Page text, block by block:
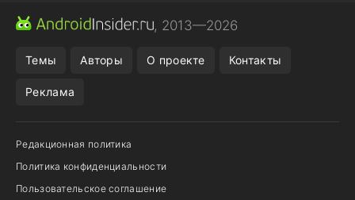
CHROME БРАУЗЕР
, 2013—2026
Темы Авторы О проекте Контакты
Реклама
Редакционная политика
Политика конфиденциальности
Пользовательское соглашение